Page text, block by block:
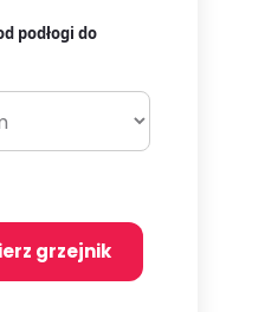
podłogi do
grzejnik